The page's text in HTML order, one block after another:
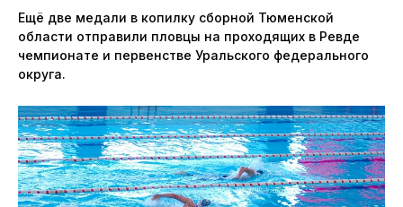
Ещё две медали в копилку сборной Тюменской
области отправили пловцы на проходящих в Ревде
чемпионате и первенстве Уральского федерального
округа.